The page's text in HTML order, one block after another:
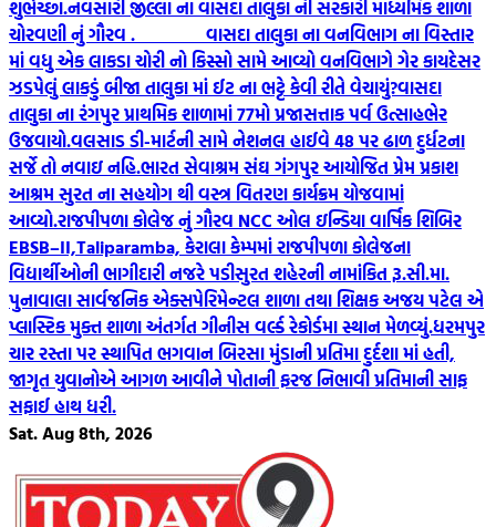
શુભેચ્છા.નવસારી જીલ્લા ના વાસદા તાલુકા ની સરકારી માધ્યમિક શાળા
ચોરવણી નું ગૌરવ . વાસદા તાલુકા ના વનવિભાગ ના વિસ્તાર
માં વધુ એક લાકડા ચોરી નો કિસ્સો સામે આવ્યો વનવિભાગે ગેર કાયદેસર
ઝડપેલું લાકડું બીજા તાલુકા માં ઈટ ના ભટ્ટે કેવી રીતે વેચાયું?વાસદા
તાલુકા ના રંગપુર પ્રાથમિક શાળામાં 77મો પ્રજાસત્તાક પર્વ ઉત્સાહભેર
ઉજવાયો.વલસાડ ડી-માર્ટની સામે નેશનલ હાઈવે 48 પર ઢાળ દુર્ધટના
સર્જે તો નવાઇ નહિ.ભારત સેવાશ્રમ સંઘ ગંગપુર આયોજિત પ્રેમ પ્રકાશ
આશ્રમ સુરત ના સહયોગ થી વસ્ત્ર વિતરણ કાર્યક્રમ યોજવામાં
આવ્યો.રાજપીપળા કોલેજ નું ગૌરવ NCC ઓલ ઇન્ડિયા વાર્ષિક શિબિર
EBSB–II,Taliparamba, કેરાલા કેમ્પમાં રાજપીપળા કોલેજના
વિદ્યાર્થીઓની ભાગીદારી નજરે પડીસુરત શહેરની નામાંકિત રૂ.સી.મા.
પુનાવાલા સાર્વજનિક એક્સપેરિમેન્ટલ શાળા તથા શિક્ષક અજય પટેલ એ
પ્લાસ્ટિક મુક્ત શાળા અંતર્ગત ગીનીસ વર્લ્ડ રેકોર્ડમા સ્થાન મેળવ્યું.ધરમપુર
ચાર રસ્તા પર સ્થાપિત ભગવાન બિરસા મુંડાની પ્રતિમા દુર્દશા માં હતી,
જાગૃત યુવાનોએ આગળ આવીને પોતાની ફરજ નિભાવી પ્રતિમાની સાફ
સફાઈ હાથ ધરી.
Sat. Aug 8th, 2026